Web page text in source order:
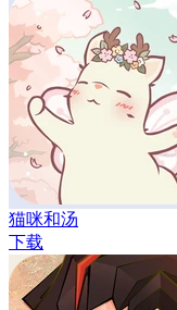
猫咪和汤
下载